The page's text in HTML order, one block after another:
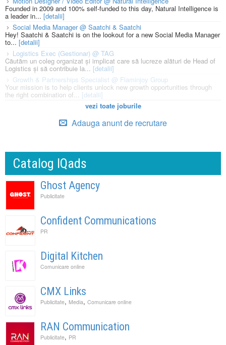
Founded in 2009 and 100% self-funded to this day, Natural Intelligence is
a leader in... [detalii]
Social Media Manager @ Saatchi & Saatchi
Hey! Saatchi & Saatchi is on the lookout for a new Social Media Manager
to... [detalii]
Logistics Exec (Gestionar) @ TAG
Căutăm un coleg organizat și implicat care să lucreze alături de Head of
Logistics și să contribuie la... [detalii]
Growth & Partnerships Specialist @ Flaminjoy Group
Your mission is to help clients unlock new growth opportunities through
the right combination of... [detalii]
vezi toate joburile
Adauga anunt de recrutare
Catalog IQads
Ghost Agency
Publicitate
Confident Communications
PR
Digital Kitchen
Comunicare online
CMX Links
Publicitate, Media, Comunicare online
RAN Communication
Publicitate, PR